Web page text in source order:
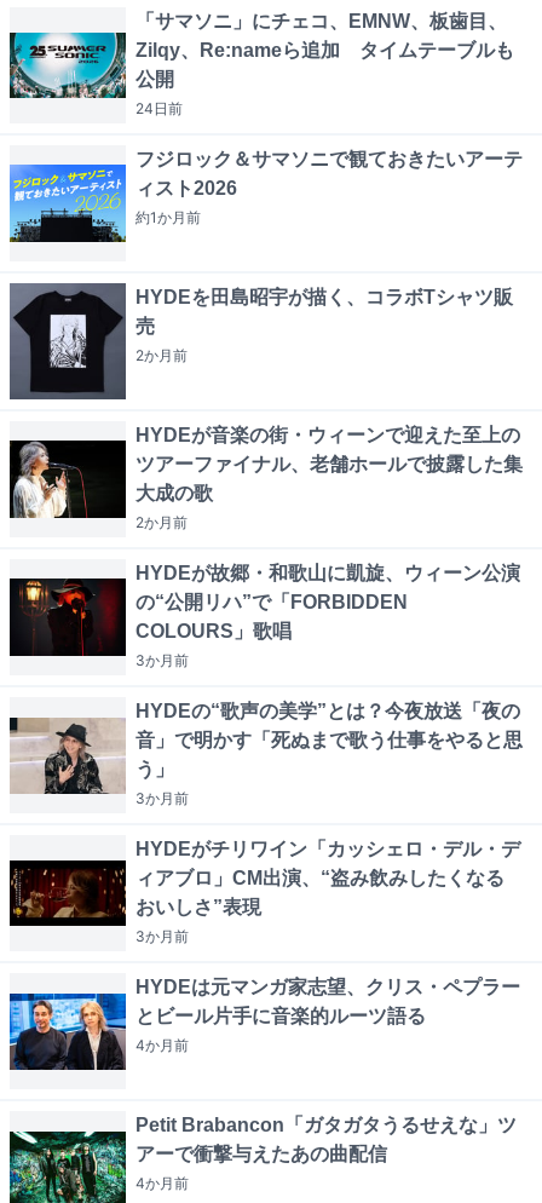
「サマソニ」にチェコ、EMNW、板歯目、
Zilqy、Re:nameら追加 タイムテーブルも
公開
24日前
フジロック＆サマソニで観ておきたいアーテ
ィスト2026
約1か月前
HYDEを田島昭宇が描く、コラボTシャツ販
売
2か月前
HYDEが音楽の街・ウィーンで迎えた至上の
ツアーファイナル、老舗ホールで披露した集
大成の歌
2か月前
HYDEが故郷・和歌山に凱旋、ウィーン公演
の“公開リハ”で「FORBIDDEN
COLOURS」歌唱
3か月前
HYDEの“歌声の美学”とは？今夜放送「夜の
音」で明かす「死ぬまで歌う仕事をやると思
う」
3か月前
HYDEがチリワイン「カッシェロ・デル・デ
ィアブロ」CM出演、“盗み飲みしたくなる
おいしさ”表現
3か月前
HYDEは元マンガ家志望、クリス・ペプラー
とビール片手に音楽的ルーツ語る
4か月前
Petit Brabancon「ガタガタうるせえな」ツ
アーで衝撃与えたあの曲配信
4か月前